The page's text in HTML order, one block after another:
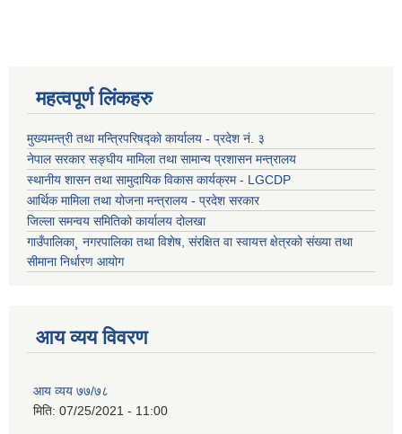
महत्वपूर्ण लिंकहरु
मुख्यमन्त्री तथा मन्त्रिपरिषद्को कार्यालय - प्रदेश नं. ३
नेपाल सरकार सङ्घीय मामिला तथा सामान्य प्रशासन मन्त्रालय
स्थानीय शासन तथा सामुदायिक विकास कार्यक्रम - LGCDP
आर्थिक मामिला तथा योजना मन्त्रालय - प्रदेश सरकार
जिल्ला समन्वय समितिको कार्यालय दोलखा
गाउँपालिका¸ नगरपालिका तथा विशेष, संरक्षित वा स्वायत्त क्षेत्रको संख्या तथा
सीमाना निर्धारण आयोग
आय व्यय विवरण
आय व्यय ७७/७८
मिति: 07/25/2021 - 11:00